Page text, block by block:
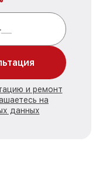
и ремонт
на
данных